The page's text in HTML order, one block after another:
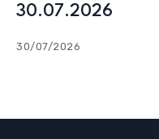
30.07.2026
30/07/2026